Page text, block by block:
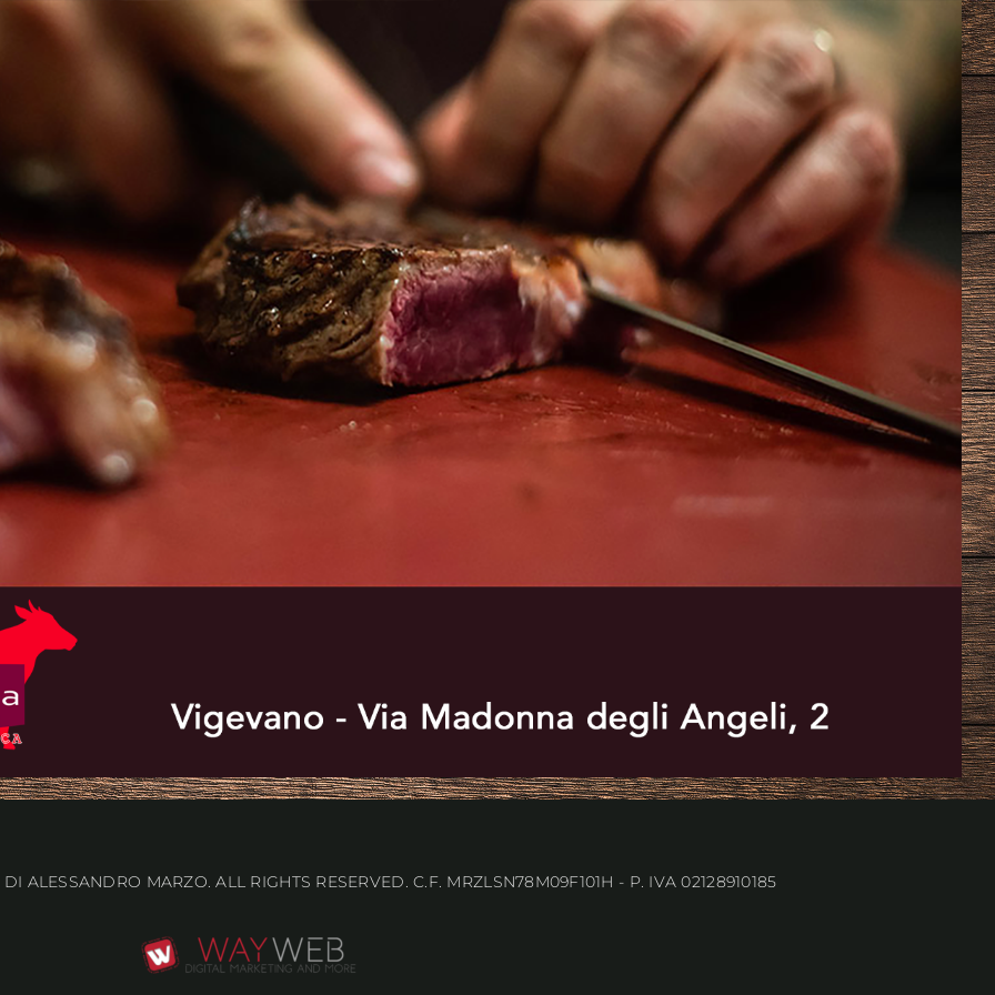
ALESSANDRO MARZO. ALL RIGHTS RESERVED. C.F. MRZLSN78M09F101H - P. IVA 02128910185